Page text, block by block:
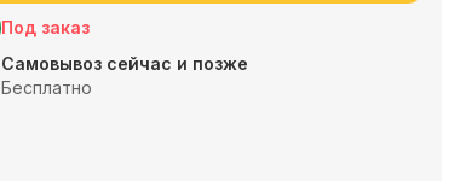
Под заказ
Самовывоз сейчас и позже
Бесплатно